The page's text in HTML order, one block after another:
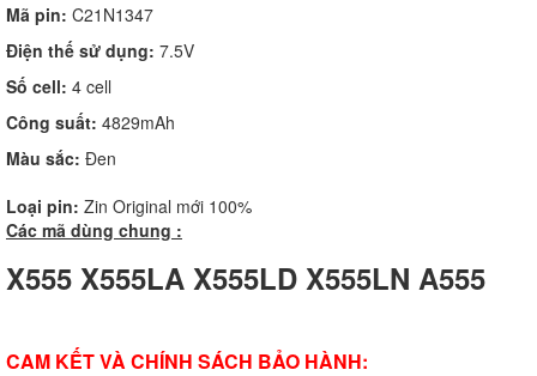
Mã pin: C21N1347
Điện thế sử dụng: 7.5V
Số cell: 4 cell
Công suất: 4829mAh
Màu sắc: Đen
Loại pin: Zin Original mới 100%
Các mã dùng chung :
X555 X555LA X555LD X555LN A555
CAM KẾT VÀ CHÍNH SÁCH BẢO HÀNH: